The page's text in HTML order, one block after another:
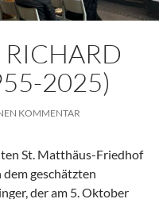
2025)
KOMMENTAR
St. Matthäus-Friedhof
geschätzten
der am 5. Oktober